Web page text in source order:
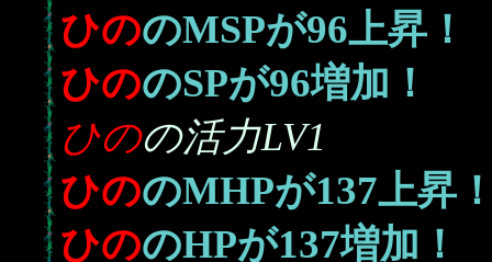
ひののMSPが96上昇！
ひののSPが96増加！
ひのの活力LV1
ひののMHPが137上昇
ひののHPが137増加！